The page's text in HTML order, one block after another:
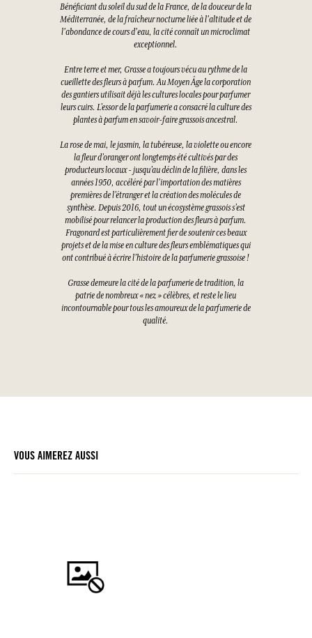
Bénéficiant du soleil du sud de la France, de la douceur de la
Méditerranée, de la fraîcheur nocturne liée à l'altitude et de
l'abondance de cours d'eau, la cité connaît un microclimat
exceptionnel.
Entre terre et mer, Grasse a toujours vécu au rythme de la
cueillette des fleurs à parfum. Au Moyen Âge la corporation
des gantiers utilisait déjà les cultures locales pour parfumer
leurs cuirs. L’essor de la parfumerie a consacré la culture des
plantes à parfum en savoir-faire grassois ancestral.
La rose de mai, le jasmin, la tubéreuse, la violette ou encore
la fleur d’oranger ont longtemps été cultivés par des
producteurs locaux - jusqu’au déclin de la filière, dans les
années 1950, accéléré par l’importation des matières
premières de l’étranger et la création des molécules de
synthèse. Depuis 2016, tout un écosystème grassois s’est
mobilisé pour relancer la production des fleurs à parfum.
Fragonard est particulièrement fier de soutenir ces beaux
projets et de la mise en culture des fleurs emblématiques qui
ont contribué à écrire l’histoire de la parfumerie grassoise !
Grasse demeure la cité de la parfumerie de tradition, la
patrie de nombreux « nez » célèbres, et reste le lieu
incontournable pour tous les amoureux de la parfumerie de
qualité.
VOUS AIMEREZ AUSSI